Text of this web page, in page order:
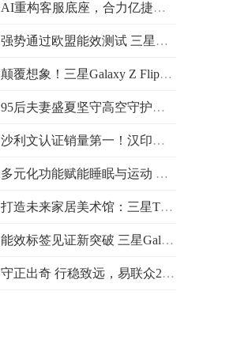
AI重构客服底座，合力亿捷入选《2025中国企业数智化转型升级服务全景图》
强势通过欧盟能效测试 三星Galaxy Z Flip7|Z Flip7 FE耐用性太出色
颠覆想象！三星Galaxy Z Flip7灵活拍摄方式让创作更自由、更简单
95后夫妻盛夏坚守高空守护万家清凉 京东以旧换新享国补再送外卖券
沙利文认证销量第一！汉印便携A4打印机如何引爆新蓝海
多元化功能赋能睡眠与运动 三星Galaxy Watch8系列初体验
打造未来家居美术馆：三星The Frame画壁艺术电视凭何成为客厅空间主角？
能效标签见证新突破 三星Galaxy Z Flip7系列带给用户更安心的体验
守正出奇 行稳致远，易联众2025年度年中工作会议顺利召开